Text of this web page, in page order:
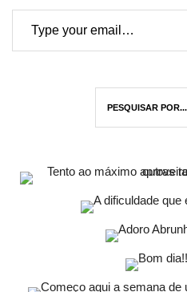
Type your email…